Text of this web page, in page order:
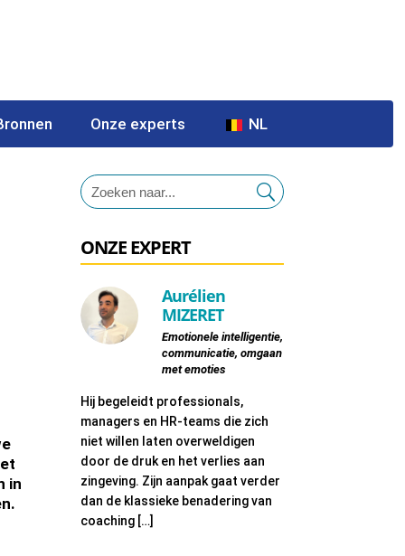
Onze experts NL
in
ONZE EXPERT
Aurélien
MIZERET
Emotionele intelligentie,
communicatie, omgaan
met emoties
Hij begeleidt professionals,
managers en HR-teams die zich
niet willen laten overweldigen
door de druk en het verlies aan
zingeving. Zijn aanpak gaat verder
dan de klassieke benadering van
coaching […]